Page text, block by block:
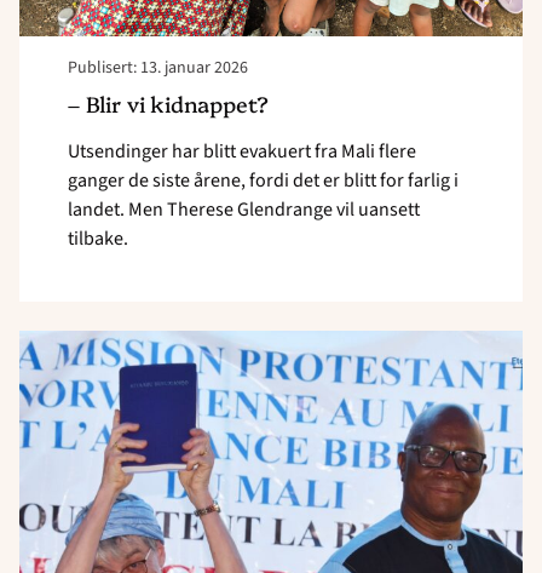
Publisert: 13. januar 2026
– Blir vi kidnappet?
Utsendinger har blitt evakuert fra Mali flere
ganger de siste årene, fordi det er blitt for farlig i
landet. Men Therese Glendrange vil uansett
tilbake.
Read
article
"Kasonké-
bibelen
lansert"